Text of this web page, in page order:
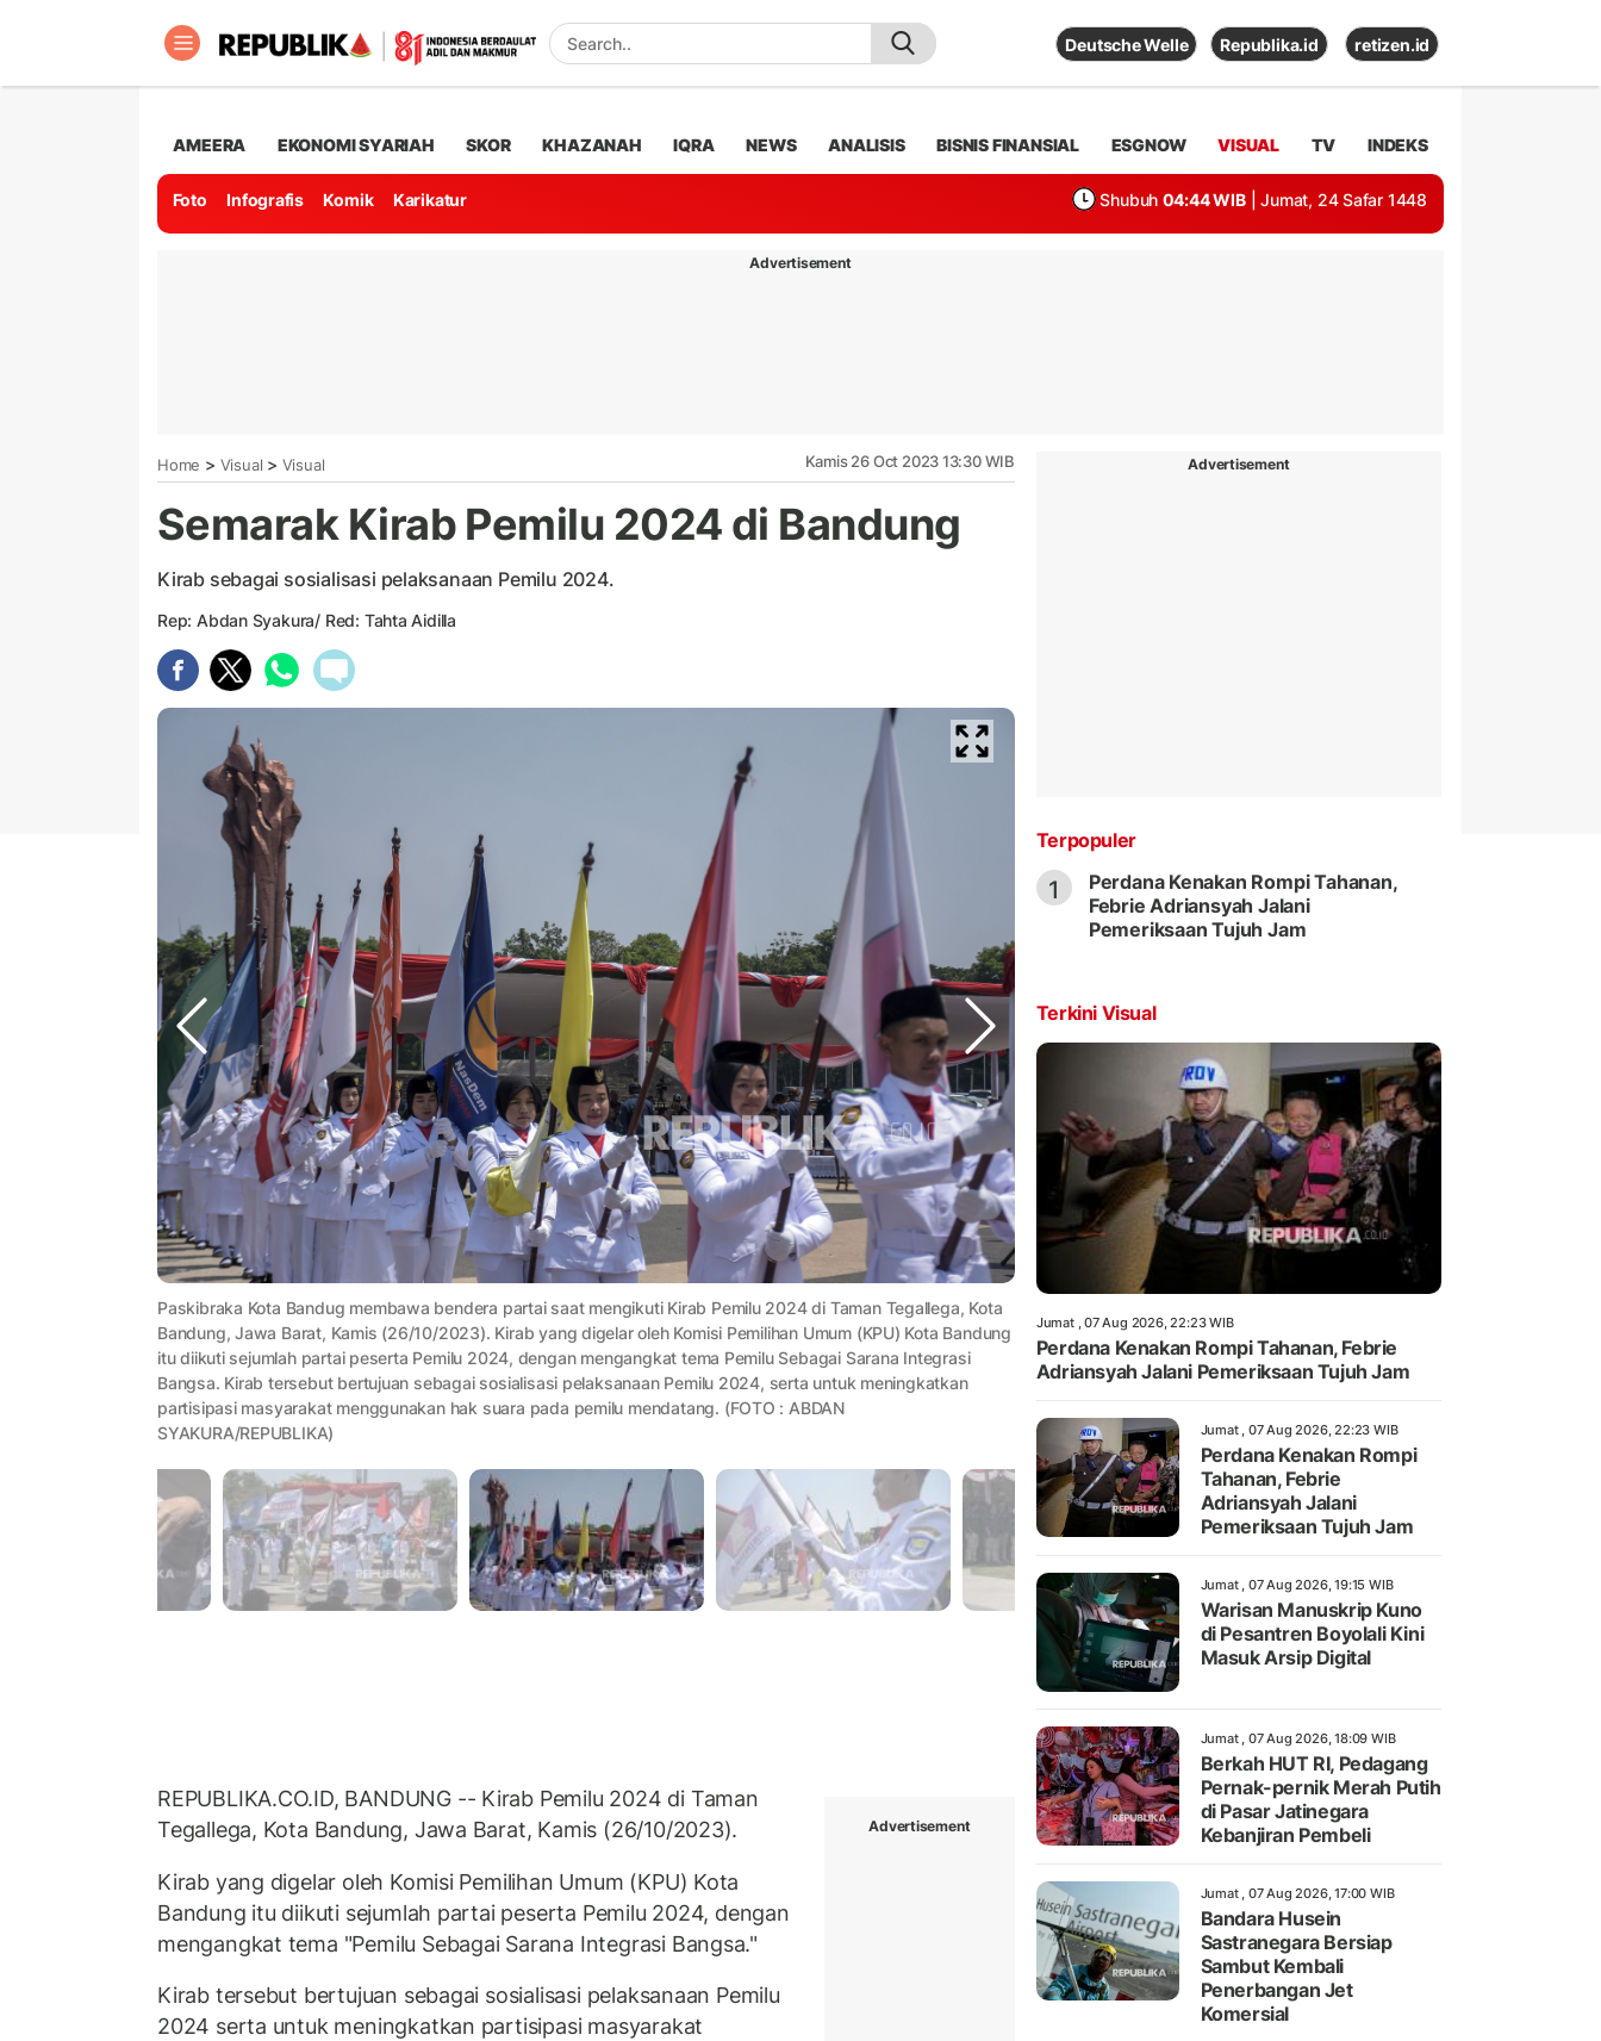
Deutsche Welle Republika.id retizen.id
AMEERA EKONOMI SYARIAH SKOR KHAZANAH IQRA NEWS ANALISIS BISNIS FINANSIAL ESGNOW VISUAL TV INDEKS
Foto Infografis Komik Karikatur Shubuh 04:44 WIB | Jumat, 24 Safar 1448
Advertisement
Home > Visual > Visual Kamis 26 Oct 2023 13:30 WIB
Semarak Kirab Pemilu 2024 di Bandung
Kirab sebagai sosialisasi pelaksanaan Pemilu 2024.
Rep: Abdan Syakura/ Red: Tahta Aidilla
Paskibraka Kota Bandug membawa bendera partai saat mengikuti Kirab Pemilu 2024 di Taman Tegallega, Kota
Bandung, Jawa Barat, Kamis (26/10/2023). Kirab yang digelar oleh Komisi Pemilihan Umum (KPU) Kota Bandung
itu diikuti sejumlah partai peserta Pemilu 2024, dengan mengangkat tema Pemilu Sebagai Sarana Integrasi
Bangsa. Kirab tersebut bertujuan sebagai sosialisasi pelaksanaan Pemilu 2024, serta untuk meningkatkan
partisipasi masyarakat menggunakan hak suara pada pemilu mendatang. (FOTO : ABDAN
SYAKURA/REPUBLIKA)
REPUBLIKA.CO.ID, BANDUNG -- Kirab Pemilu 2024 di Taman
Tegallega, Kota Bandung, Jawa Barat, Kamis (26/10/2023).
Kirab yang digelar oleh Komisi Pemilihan Umum (KPU) Kota
Bandung itu diikuti sejumlah partai peserta Pemilu 2024, dengan
mengangkat tema "Pemilu Sebagai Sarana Integrasi Bangsa."
Kirab tersebut bertujuan sebagai sosialisasi pelaksanaan Pemilu
2024 serta untuk meningkatkan partisipasi masyarakat
Advertisement
Advertisement
Terpopuler
1
Perdana Kenakan Rompi Tahanan,
Febrie Adriansyah Jalani
Pemeriksaan Tujuh Jam
Terkini Visual
Jumat , 07 Aug 2026, 22:23 WIB
Perdana Kenakan Rompi Tahanan, Febrie
Adriansyah Jalani Pemeriksaan Tujuh Jam
Jumat , 07 Aug 2026, 22:23 WIB
Perdana Kenakan Rompi
Tahanan, Febrie
Adriansyah Jalani
Pemeriksaan Tujuh Jam
Jumat , 07 Aug 2026, 19:15 WIB
Warisan Manuskrip Kuno
di Pesantren Boyolali Kini
Masuk Arsip Digital
Jumat , 07 Aug 2026, 18:09 WIB
Berkah HUT RI, Pedagang
Pernak-pernik Merah Putih
di Pasar Jatinegara
Kebanjiran Pembeli
Jumat , 07 Aug 2026, 17:00 WIB
Bandara Husein
Sastranegara Bersiap
Sambut Kembali
Penerbangan Jet
Komersial